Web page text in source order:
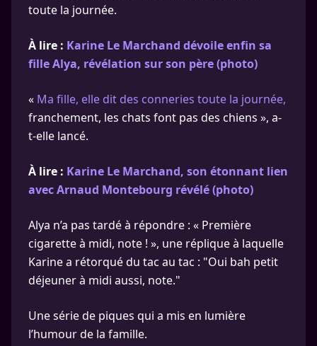
toute la journée.
À lire : Karine Le Marchand dévoile enfin sa
fille Alya, révélation sur son père (photo)
« Ma fille, elle dit des conneries toute la journée,
franchement, les chats font pas des chiens », a-
t-elle lancé.
À lire : Karine Le Marchand, son étonnant lien
avec Arnaud Montebourg révélé (photo)
Alya n’a pas tardé à répondre : « Première
cigarette à midi, note ! », une réplique à laquelle
Karine a rétorqué du tac au tac : "Oui bah petit
déjeuner à midi aussi, note."
Une série de piques qui a mis en lumière
l’humour de la famille.